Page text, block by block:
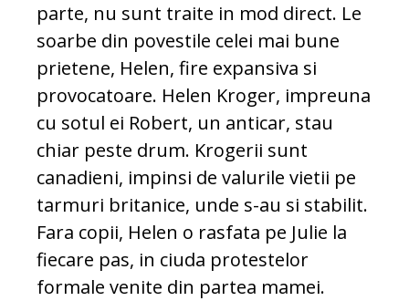
parte, nu sunt traite in mod direct. Le
soarbe din povestile celei mai bune
prietene, Helen, fire expansiva si
provocatoare. Helen Kroger, impreuna
cu sotul ei Robert, un anticar, stau
chiar peste drum. Krogerii sunt
canadieni, impinsi de valurile vietii pe
tarmuri britanice, unde s-au si stabilit.
Fara copii, Helen o rasfata pe Julie la
fiecare pas, in ciuda protestelor
formale venite din partea mamei.